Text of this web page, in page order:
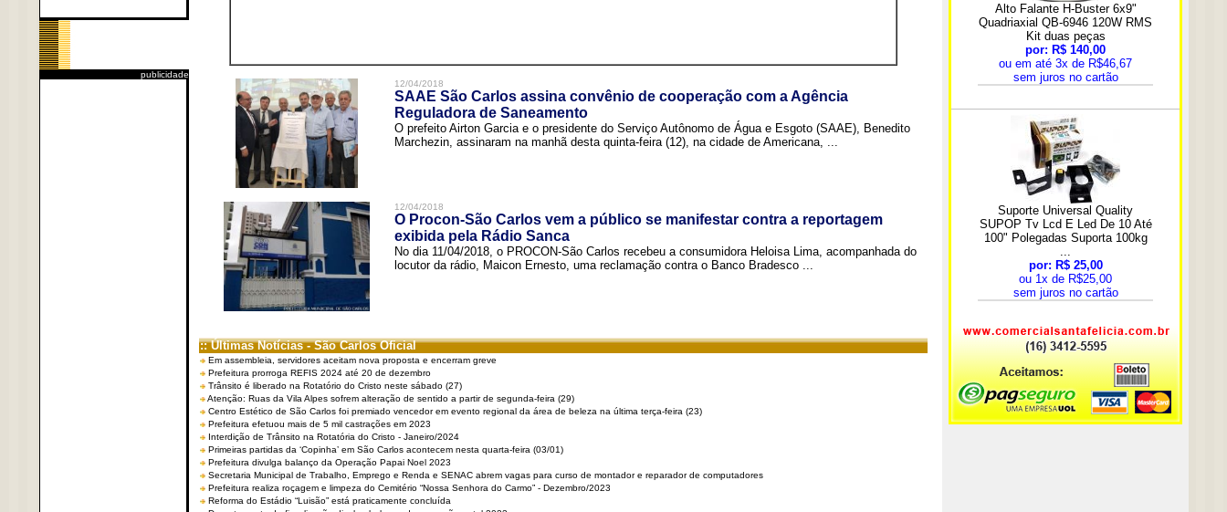
publicidade
12/04/2018
SAAE São Carlos assina convênio de cooperação com a Agência
Reguladora de Saneamento
O prefeito Airton Garcia e o presidente do Serviço Autônomo de Água e Esgoto (SAAE), Benedito
Marchezin, assinaram na manhã desta quinta-feira (12), na cidade de Americana, ...
12/04/2018
O Procon-São Carlos vem a público se manifestar contra a reportagem
exibida pela Rádio Sanca
No dia 11/04/2018, o PROCON-São Carlos recebeu a consumidora Heloisa Lima, acompanhada do
locutor da rádio, Maicon Ernesto, uma reclamação contra o Banco Bradesco ...
:: Últimas Notícias - São Carlos Oficial
Em assembleia, servidores aceitam nova proposta e encerram greve
Prefeitura prorroga REFIS 2024 até 20 de dezembro
Trânsito é liberado na Rotatório do Cristo neste sábado (27)
Atenção: Ruas da Vila Alpes sofrem alteração de sentido a partir de segunda-feira (29)
Centro Estético de São Carlos foi premiado vencedor em evento regional da área de beleza na última terça-feira (23)
Prefeitura efetuou mais de 5 mil castrações em 2023
Interdição de Trânsito na Rotatória do Cristo - Janeiro/2024
Primeiras partidas da ‘Copinha’ em São Carlos acontecem nesta quarta-feira (03/01)
Prefeitura divulga balanço da Operação Papai Noel 2023
Secretaria Municipal de Trabalho, Emprego e Renda e SENAC abrem vagas para curso de montador e reparador de computadores
Prefeitura realiza roçagem e limpeza do Cemitério “Nossa Senhora do Carmo” - Dezembro/2023
Reforma do Estádio “Luisão” está praticamente concluída